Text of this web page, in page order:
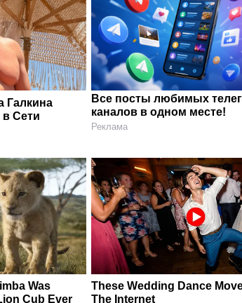
Галкина
Сети
Все посты любимых
каналов в одном месте!
Реклама
Was
Cub Ever
These Wedding Dance
The Internet